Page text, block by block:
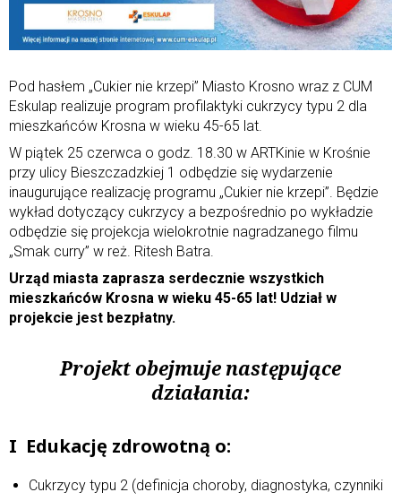
Pod hasłem „Cukier nie krzepi” Miasto Krosno wraz z CUM
Eskulap realizuje program profilaktyki cukrzycy typu 2 dla
mieszkańców Krosna w wieku 45-65 lat.
W piątek 25 czerwca o godz. 18.30 w ARTKinie w Krośnie
przy ulicy Bieszczadzkiej 1 odbędzie się wydarzenie
inaugurujące realizację programu „Cukier nie krzepi”. Będzie
wykład dotyczący cukrzycy a bezpośrednio po wykładzie
odbędzie się projekcja wielokrotnie nagradzanego filmu
„Smak curry” w reż. Ritesh Batra.
Urząd miasta zaprasza serdecznie wszystkich
mieszkańców Krosna w wieku 45-65 lat! Udział w
projekcie jest bezpłatny.
Projekt obejmuje następujące
działania:
I Edukację zdrowotną o:
Cukrzycy typu 2 (definicja choroby, diagnostyka, czynniki